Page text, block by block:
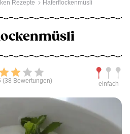
Rezepte Haferflockenmüsli
Bewerten
(38 Bewertungen) einfach